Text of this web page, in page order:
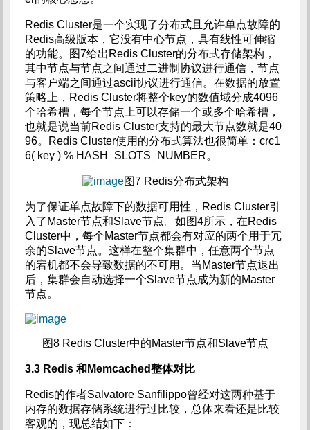
Redis Cluster是一个实现了分布式且允许单点故障的
Redis高级版本，它没有中心节点，具有线性可伸缩
的功能。图7给出Redis Cluster的分布式存储架构，
其中节点与节点之间通过二进制协议进行通信，节点
与客户端之间通过ascii协议进行通信。在数据的放置
策略上，Redis Cluster将整个key的数值域分成4096
个哈希槽，每个节点上可以存储一个或多个哈希槽，
也就是说当前Redis Cluster支持的最大节点数就是40
96。Redis Cluster使用的分布式算法也很简单：crc1
6( key ) % HASH_SLOTS_NUMBER。
图7 Redis分布式架构
为了保证单点故障下的数据可用性，Redis Cluster引
入了Master节点和Slave节点。如图4所示，在Redis
Cluster中，每个Master节点都会有对应的两个用于冗
余的Slave节点。这样在整个集群中，任意两个节点
的宕机都不会导致数据的不可用。当Master节点退出
后，集群会自动选择一个Slave节点成为新的Master
节点。
图8 Redis Cluster中的Master节点和Slave节点
3.3 Redis 和Memcached整体对比
Redis的作者Salvatore Sanfilippo曾经对这两种基于
内存的数据存储系统进行过比较，总体来看还是比较
客观的，现总结如下：